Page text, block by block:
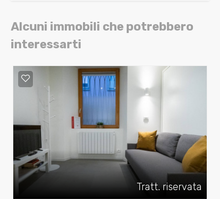
Alcuni immobili che potrebbero
interessarti
Tratt. riservata